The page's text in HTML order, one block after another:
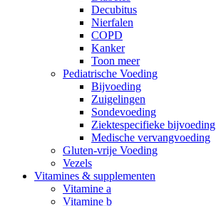
Decubitus
Nierfalen
COPD
Kanker
Toon meer
Pediatrische Voeding
Bijvoeding
Zuigelingen
Sondevoeding
Ziektespecifieke bijvoeding
Medische vervangvoeding
Gluten-vrije Voeding
Vezels
Vitamines & supplementen
Vitamine a
Vitamine b